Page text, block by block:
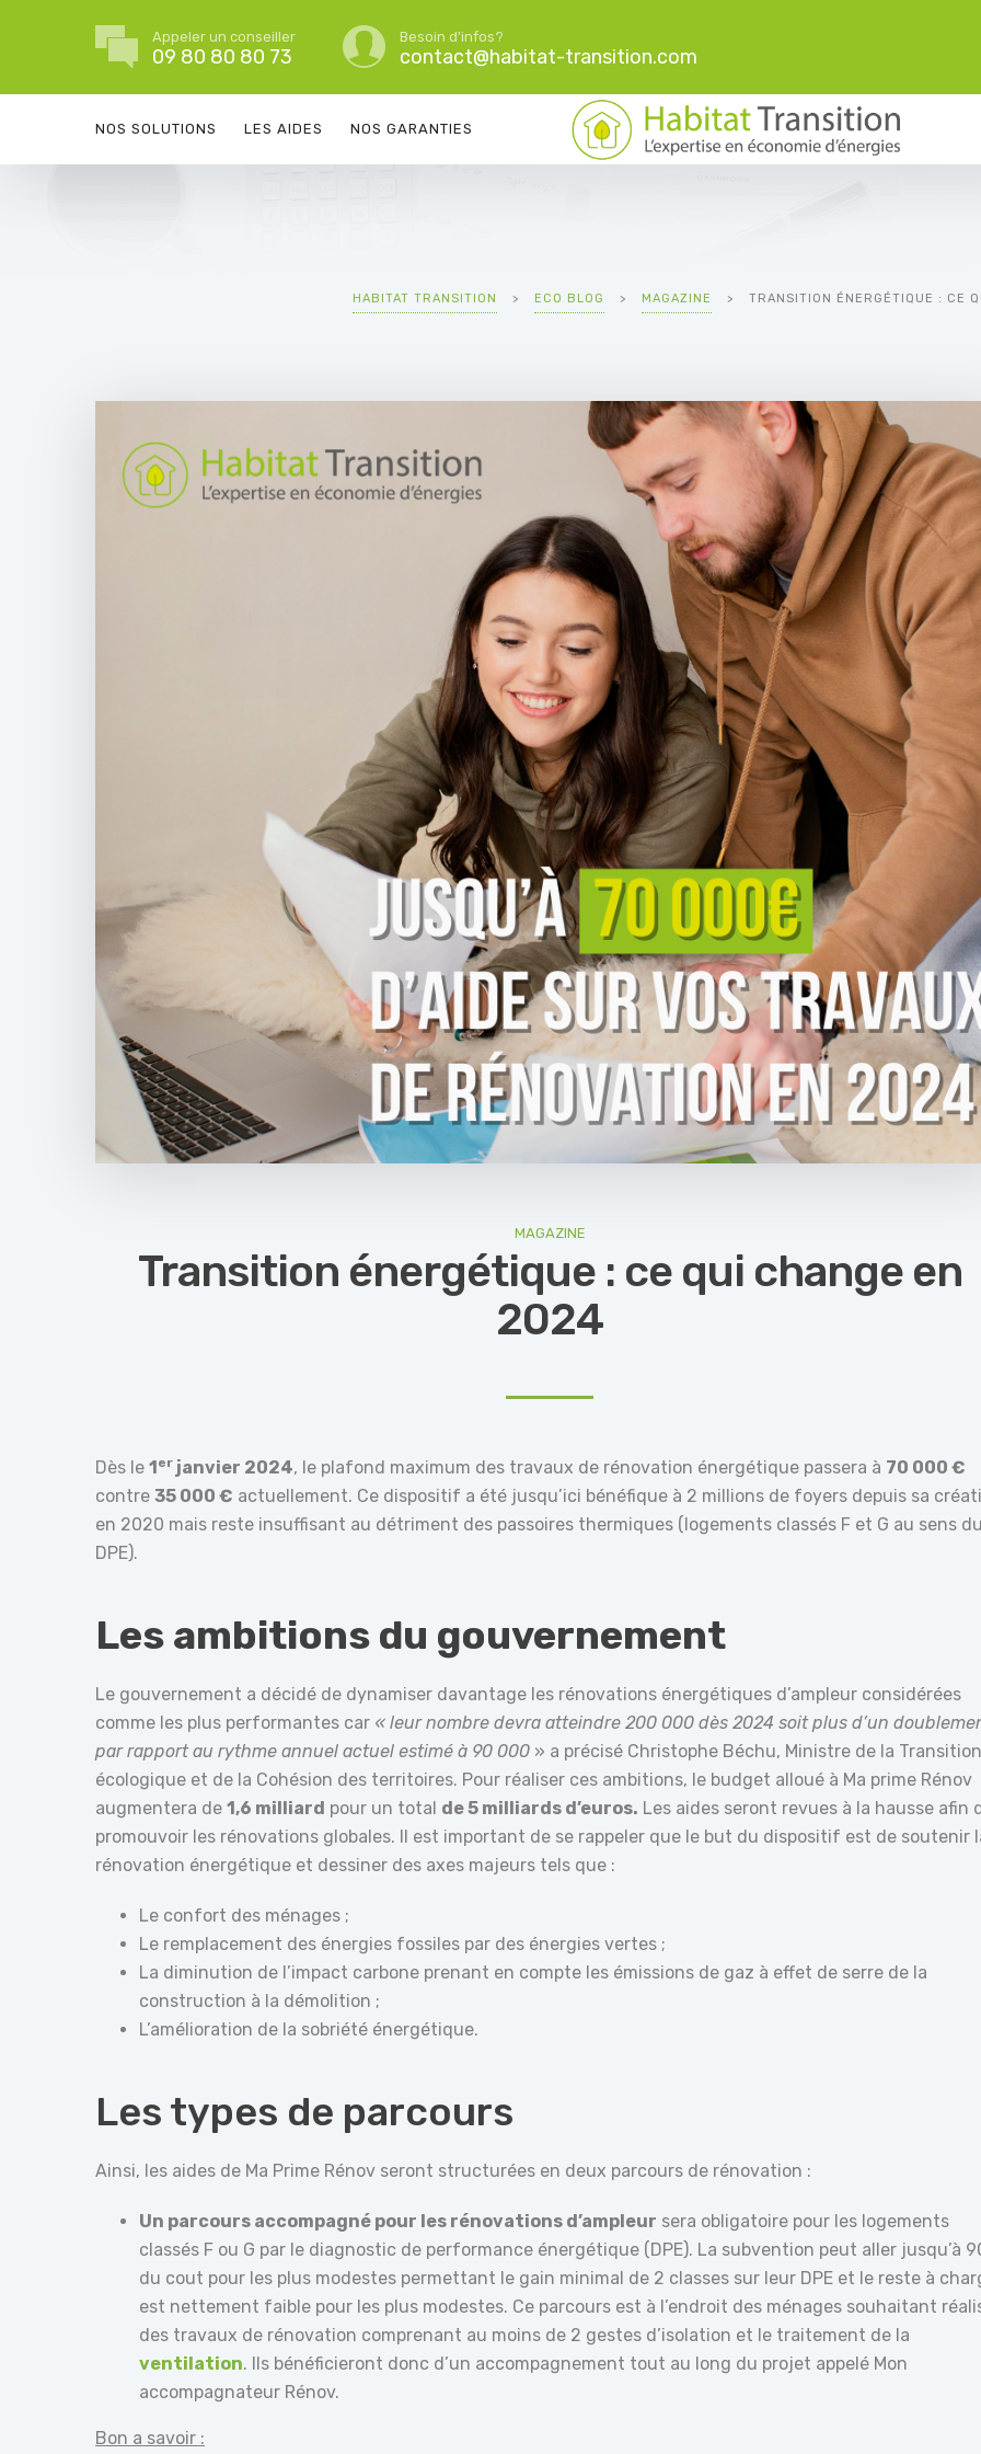
Appeler un conseiller
09 80 80 80 73
Besoin d'infos?
contact@habitat-transition.com
NOS SOLUTIONS LES AIDES NOS GARANTIES
HABITAT TRANSITION > ECO BLOG > MAGAZINE > TRANSITION ÉNERGÉTIQUE : CE
MAGAZINE
Transition énergétique : ce qui change en
2024
Dès le 1er janvier 2024, le plafond maximum des travaux de rénovation énergétique passera à 70 000 €
contre 35 000 € actuellement. Ce dispositif a été jusqu’ici bénéfique à 2 millions de foyers depuis sa
en 2020 mais reste insuffisant au détriment des passoires thermiques (logements classés F et G au sens du
DPE).
Les ambitions du gouvernement
Le gouvernement a décidé de dynamiser davantage les rénovations énergétiques d’ampleur considérées
comme les plus performantes car « leur nombre devra atteindre 200 000 dès 2024 soit plus d’un
par rapport au rythme annuel actuel estimé à 90 000 » a précisé Christophe Béchu, Ministre de la Transition
écologique et de la Cohésion des territoires. Pour réaliser ces ambitions, le budget alloué à Ma prime Rénov
augmentera de 1,6 milliard pour un total de 5 milliards d’euros. Les aides seront revues à la hausse afin
promouvoir les rénovations globales. Il est important de se rappeler que le but du dispositif est de soutenir
rénovation énergétique et dessiner des axes majeurs tels que :
Le confort des ménages ;
Le remplacement des énergies fossiles par des énergies vertes ;
La diminution de l’impact carbone prenant en compte les émissions de gaz à effet de serre de la
construction à la démolition ;
L’amélioration de la sobriété énergétique.
Les types de parcours
Ainsi, les aides de Ma Prime Rénov seront structurées en deux parcours de rénovation :
Un parcours accompagné pour les rénovations d’ampleur sera obligatoire pour les logements
classés F ou G par le diagnostic de performance énergétique (DPE). La subvention peut aller jusqu’à
du cout pour les plus modestes permettant le gain minimal de 2 classes sur leur DPE et le reste à
est nettement faible pour les plus modestes. Ce parcours est à l’endroit des ménages souhaitant
des travaux de rénovation comprenant au moins de 2 gestes d’isolation et le traitement de la
ventilation. Ils bénéficieront donc d’un accompagnement tout au long du projet appelé Mon
accompagnateur Rénov.
Bon a savoir :